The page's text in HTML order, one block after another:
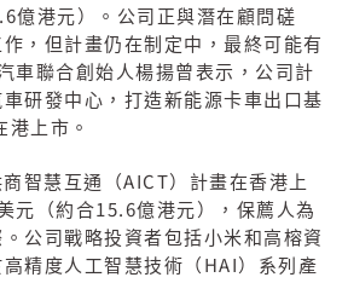
億港元）。公司正與潛在顧問磋
，但計畫仍在制定中，最終可能有
車聯合創始人楊揚曾表示，公司計
研發中心，打造新能源卡車出口基
港上市。
智慧互通（AICT）計畫在香港上
元（約合15.6億港元），保薦人為
公司戰略投資者包括小米和高榕資
精度人工智慧技術（ HAI ）系列產